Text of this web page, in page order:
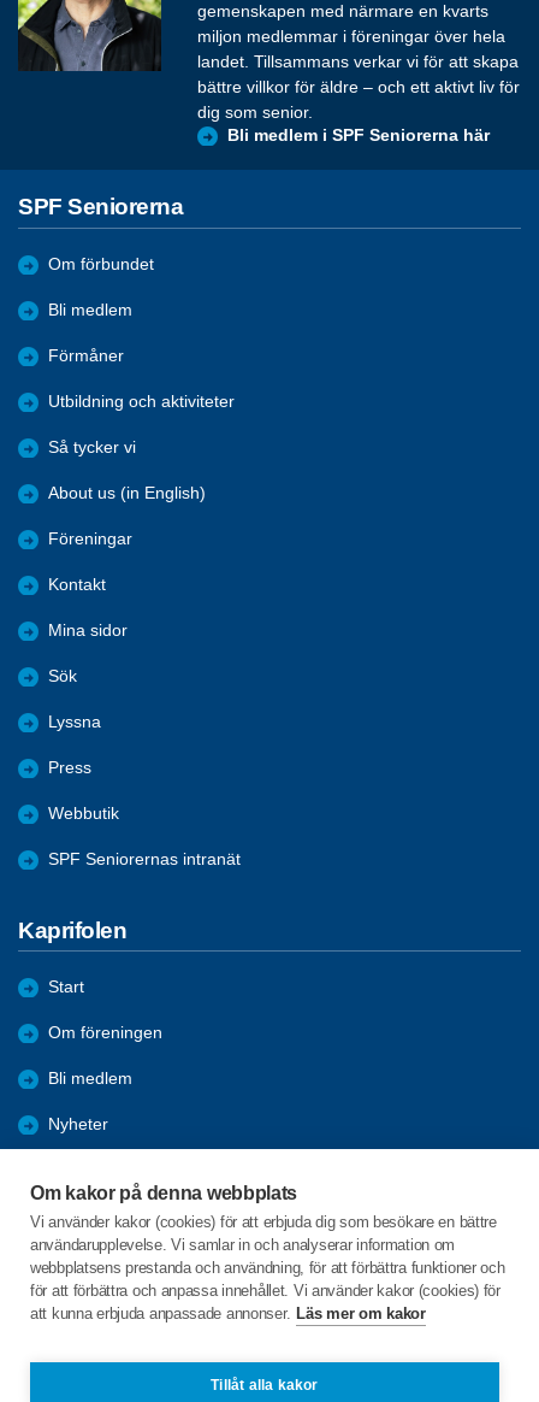
Om kakor på denna webbplats
Vi använder kakor (cookies) för att erbjuda dig som besökare en bättre
användarupplevelse. Vi samlar in och analyserar information om
webbplatsens prestanda och användning, för att förbättra funktioner och
för att förbättra och anpassa innehållet. Vi använder kakor (cookies) för
att kunna erbjuda anpassade annonser. Läs mer om kakor
Tillåt alla kakor
gemenskapen med närmare en kvarts
miljon medlemmar i föreningar över hela
landet. Tillsammans verkar vi för att skapa
bättre villkor för äldre – och ett aktivt liv för
dig som senior.
Bli medlem i SPF Seniorerna här
SPF Seniorerna
Om förbundet
Bli medlem
Förmåner
Utbildning och aktiviteter
Så tycker vi
About us (in English)
Föreningar
Kontakt
Mina sidor
Sök
Lyssna
Press
Webbutik
SPF Seniorernas intranät
Kaprifolen
Start
Om föreningen
Bli medlem
Nyheter
Hälsovågen
Arkiv
Bilder